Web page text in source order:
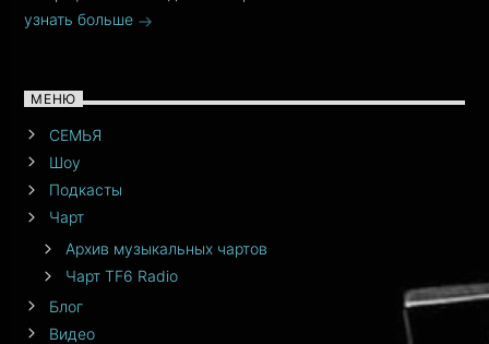
узнать больше
МЕНЮ
СЕМЬЯ
Шоу
Подкасты
Чарт
Архив музыкальных чартов
Чарт TF6 Radio
Блог
Видео